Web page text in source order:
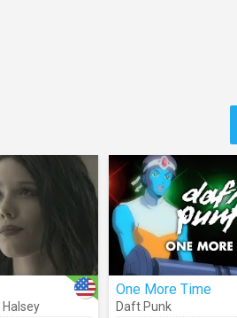
Halsey
One More Time
Daft Punk